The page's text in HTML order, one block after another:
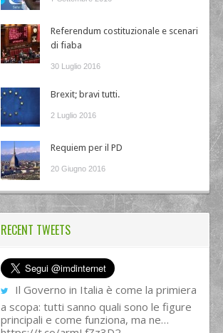
Referendum costituzionale e scenari
di fiaba
30 Luglio 2016
Brexit; bravi tutti.
2 Luglio 2016
Requiem per il PD
20 Giugno 2016
RECENT TWEETS
Il Governo in Italia è come la primiera
a scopa: tutti sanno quali sono le figure
principali e come funziona, ma ne…